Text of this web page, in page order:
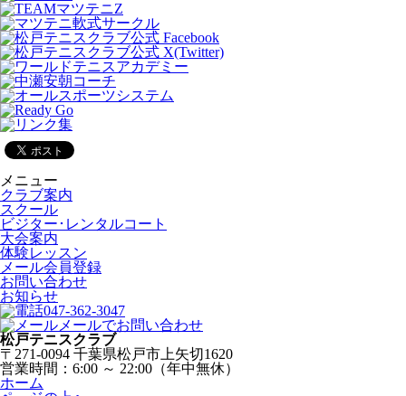
メニュー
クラブ案内
スクール
ビジター･レンタルコート
大会案内
体験レッスン
メール会員登録
お問い合わせ
お知らせ
047-362-3047
メールでお問い合わせ
松戸テニスクラブ
〒271-0094 千葉県松戸市上矢切1620
営業時間：6:00 ～ 22:00（年中無休）
ホーム